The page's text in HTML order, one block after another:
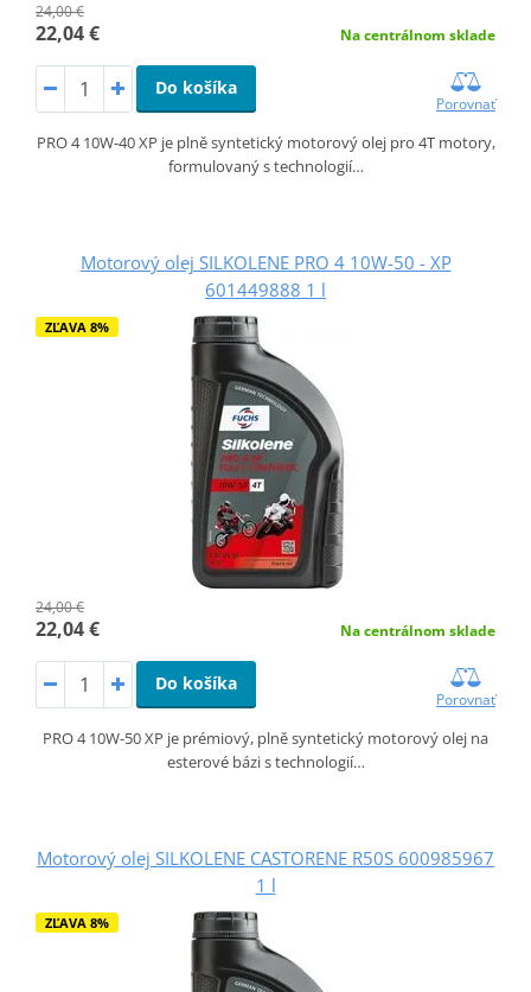
24,00 €
22,04 € Na centrálnom sklade
Do košíka
Porovnať
PRO 4 10W-40 XP je plně syntetický motorový olej pro 4T motory,
formulovaný s technologií…
Motorový olej SILKOLENE PRO 4 10W-50 - XP
601449888 1 l
ZĽAVA 8%
24,00 €
22,04 € Na centrálnom sklade
Do košíka
Porovnať
PRO 4 10W-50 XP je prémiový, plně syntetický motorový olej na
esterové bázi s technologií…
Motorový olej SILKOLENE CASTORENE R50S 600985967
1 l
ZĽAVA 8%